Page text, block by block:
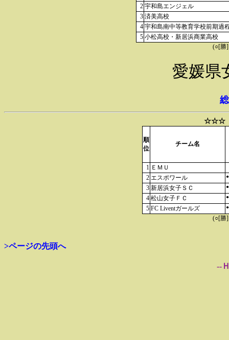
2 宇和島エンジェル
3 済美高校
4 宇和島南中等教育学校前期過
5 小松高校・新居浜商業高校
(○[勝
愛媛県
☆☆☆
順
位
チーム名
1 ＥＭＵ
2 エスポワール
3 新居浜女子ＳＣ
4 松山女子ＦＣ
5 FC Liventガールズ
(○[勝
>ページの先頭へ
--